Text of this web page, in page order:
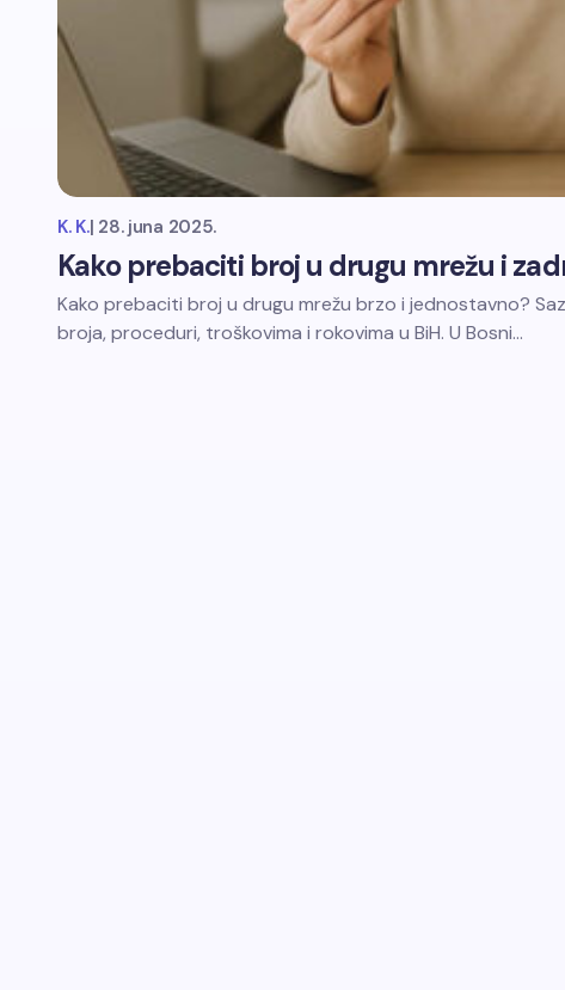
K. K.| 28. juna 2025.
Kako prebaciti broj u drugu mrežu i
Kako prebaciti broj u drugu mrežu brzo i jednostavno?
broja, proceduri, troškovima i rokovima u BiH. U Bosni…